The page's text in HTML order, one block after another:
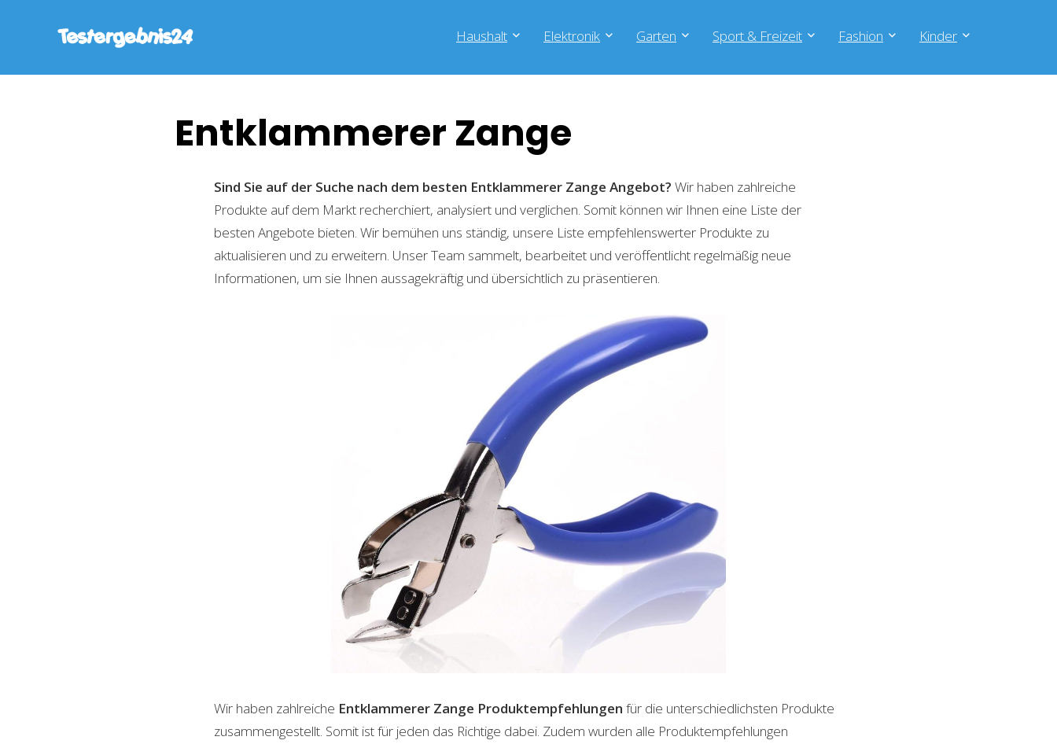
Haushalt Elektronik Garten Sport & Freizeit Fashion Kinder
Entklammerer Zange
Sind Sie auf der Suche nach dem besten Entklammerer Zange Angebot? Wir haben zahlreiche
Produkte auf dem Markt recherchiert, analysiert und verglichen. Somit können wir Ihnen eine Liste der
besten Angebote bieten. Wir bemühen uns ständig, unsere Liste empfehlenswerter Produkte zu
aktualisieren und zu erweitern. Unser Team sammelt, bearbeitet und veröffentlicht regelmäßig neue
Informationen, um sie Ihnen aussagekräftig und übersichtlich zu präsentieren.
Wir haben zahlreiche Entklammerer Zange Produktempfehlungen für die unterschiedlichsten Produkte
zusammengestellt. Somit ist für jeden das Richtige dabei. Zudem wurden alle Produktempfehlungen